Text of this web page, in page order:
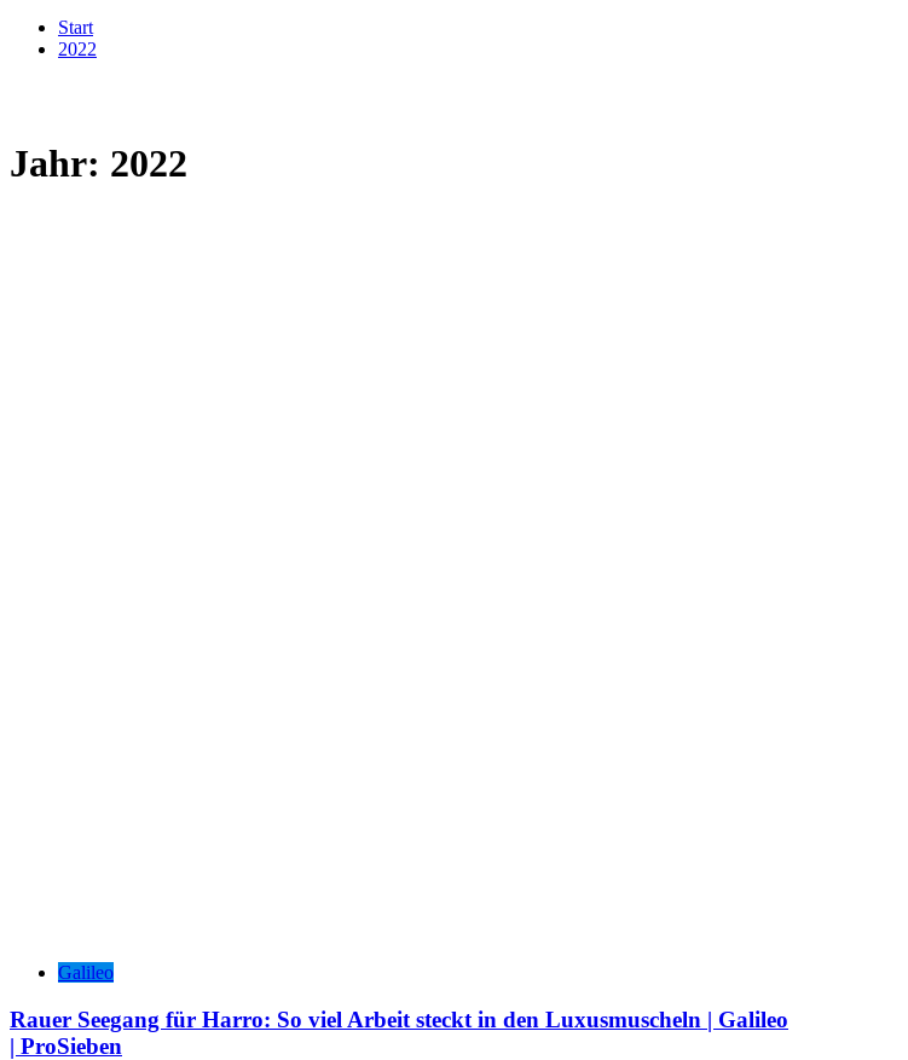
Start
2022
Jahr: 2022
Galileo
Rauer Seegang für Harro: So viel Arbeit steckt in den Luxusmuscheln | Galileo
| ProSieben